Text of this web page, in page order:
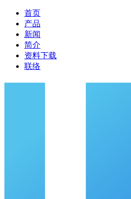
首页
产品
新闻
简介
资料下载
联络